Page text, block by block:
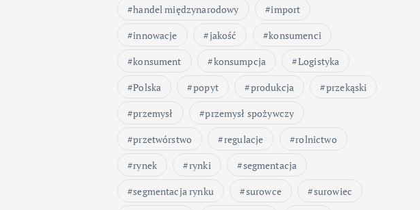
handel międzynarodowy
import
innowacje
jakość
konsumenci
konsument
konsumpcja
Logistyka
Polska
popyt produkcja
przekąski
przemysł
przemysł spożywczy
przetwórstwo
regulacje
rolnictwo
rynek
rynki
segmentacja
segmentacja rynku
surowce
surowiec